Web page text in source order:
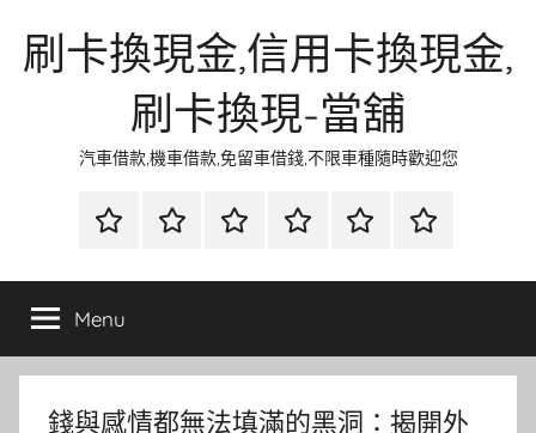
刷卡換現金,信用卡換現金,
刷卡換現-當舖
汽車借款,機車借款,免留車借錢,不限車種隨時歡迎您
首
當
金
網
資
流
時
環
清
聯
徵
Menu
錢與感情都無法填滿的黑洞：揭開外